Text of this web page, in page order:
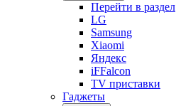
Перейти в раздел
LG
Samsung
Xiaomi
Яндекс
iFFalcon
TV приставки
Гаджеты